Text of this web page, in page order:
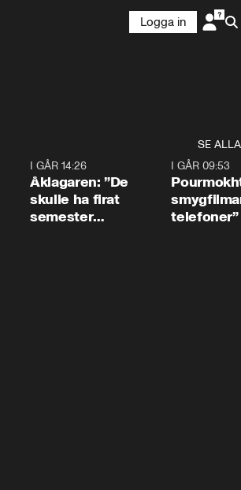
Logga in
SE ALLA
I GÅR 14:26
Åklagaren: ”De
skulle ha firat
semester
I GÅR 09:53
telefoner”